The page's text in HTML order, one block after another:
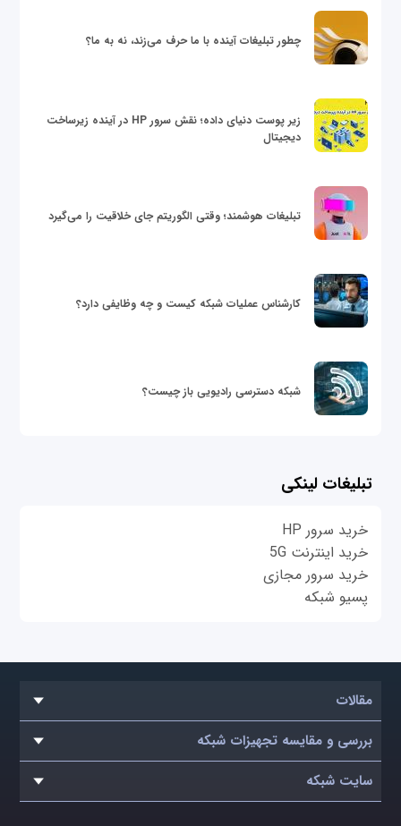
چطور تبلیغات آینده با ما حرف می‌زند، نه به ما؟
زیر پوست دنیای داده؛ نقش سرور HP در آینده زیرساخت
دیجیتال
تبلیغات هوشمند؛ وقتی الگوریتم جای خلاقیت را می‌گیرد
کارشناس عملیات شبکه کیست و چه وظایفی دارد؟
شبکه دسترسی رادیویی باز چیست؟
تبلیغات لینکی
خرید سرور HP
خرید اینترنت 5G
خرید سرور مجازی
پسیو شبکه
مقالات
بررسی و مقایسه تجهیزات شبکه
سایت شبکه